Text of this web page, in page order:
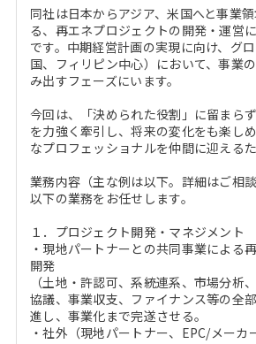
MBAを生かす求人特集
年齢と年収の相関図
MBA NETWORKING
同社は日本からアジア、米国へと事業
る、再エネプロジェクトの開発・運営
です。中期経営計画の実現に向け、グ
国、フィリピン中心）において、事業
み出すフェーズにいます。
今回は、「決められた役割」に留まら
を力強く牽引し、将来の変化をも楽し
なプロフェッショナルを仲間に迎えるた
業務内容（主な例は以下。詳細はご相談
以下の業務をお任せします。
１．プロジェクト開発・マネジメント
・現地パートナーとの共同事業による
開発
（土地・許認可、系統連系、市場分析
協議、事業収支、ファイナンス等の全
進し、事業化まで完遂させる。
・社外（現地パートナー、EPC/メーカ